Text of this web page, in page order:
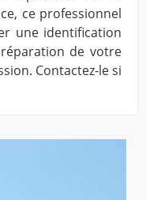
ce professionnel
une identification
de votre
Contactez-le si